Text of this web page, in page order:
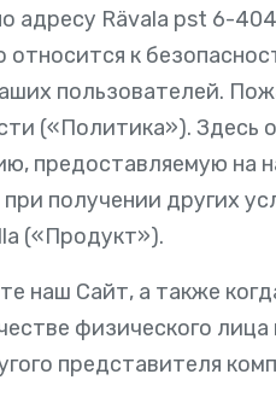
адресу Rävala pst 6-
относится к
пользователей.
(«Политика»). Здесь
предоставляемую на
получении других
(«Продукт»).
наш Сайт, а также
физического лица
представителя